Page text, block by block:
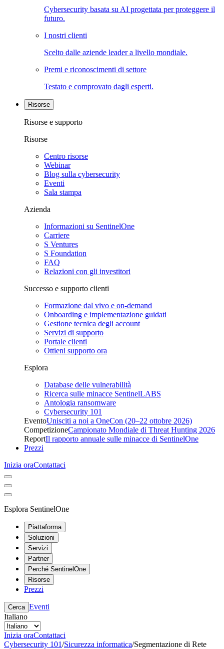
Cybersecurity basata su AI progettata per proteggere il
futuro.
I nostri clienti
Scelto dalle aziende leader a livello mondiale.
Premi e riconoscimenti di settore
Testato e comprovato dagli esperti.
Risorse
Risorse e supporto
Risorse
Centro risorse
Webinar
Blog sulla cybersecurity
Eventi
Sala stampa
Azienda
Informazioni su SentinelOne
Carriere
S Ventures
S Foundation
FAQ
Relazioni con gli investitori
Successo e supporto clienti
Formazione dal vivo e on-demand
Onboarding e implementazione guidati
Gestione tecnica degli account
Servizi di supporto
Portale clienti
Ottieni supporto ora
Esplora
Database delle vulnerabilità
Ricerca sulle minacce SentinelLABS
Antologia ransomware
Cybersecurity 101
EventoUnisciti a noi a OneCon (20–22 ottobre 2026)
CompetizioneCampionato Mondiale di Threat Hunting 2026
ReportIl rapporto annuale sulle minacce di SentinelOne
Prezzi
Inizia oraContattaci
Esplora SentinelOne
Piattaforma
Soluzioni
Servizi
Partner
Perché SentinelOne
Risorse
Prezzi
Cerca Eventi
Italiano
Inizia oraContattaci
Cybersecurity 101/Sicurezza informatica/Segmentazione di Rete